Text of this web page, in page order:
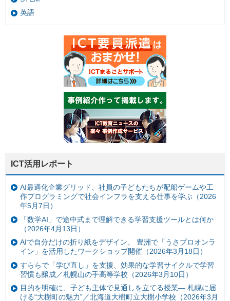
英語
ICT活用レポート
AI最適化企業グリッド、社員の子どもたちが配船ゲームや工
作プログラミングで社会インフラを支える仕事を学ぶ（2026
年5月7日）
「数学AI」で途中式まで理解できる学習支援ツールとは何か
（2026年4月13日）
AIで自分だけの折り紙をデザイン、 豊洲で「うさプロオンラ
イン」を活用したワークショップ開催（2026年3月18日）
すららで「学び直し」を支援、効果的な学習サイクルで学習
習慣も醸成／札幌山の手高等学校（2026年3月10日）
目的を明確に、子ども主体で見通しを立てる授業— 札幌に届
ける“大樹町の魅力”／北海道大樹町立大樹小学校（2026年3月